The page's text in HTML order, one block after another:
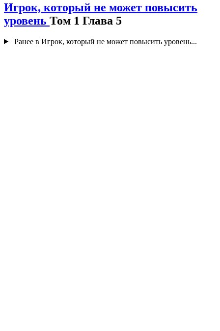
Игрок, который не может повысить
уровень Том 1 Глава 5
Ранее в Игрок, который не может повысить уровень...